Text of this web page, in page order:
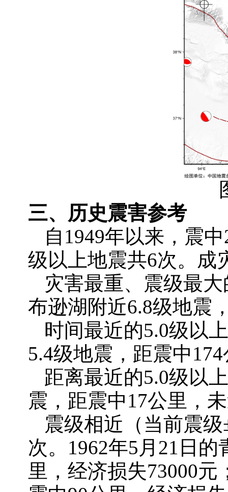
三、 历史震害参考
自 1949年以来，震
级以上地震共6次。成
灾害最重、震级最大
布逊湖附近6.8级地震
时间最近的5.0级以
5.4级地震，距震中
距离最近的5.0级以
震，距震中17公里，
震级相近（当前震级
次。1962年5月21日
里，经济损失73000